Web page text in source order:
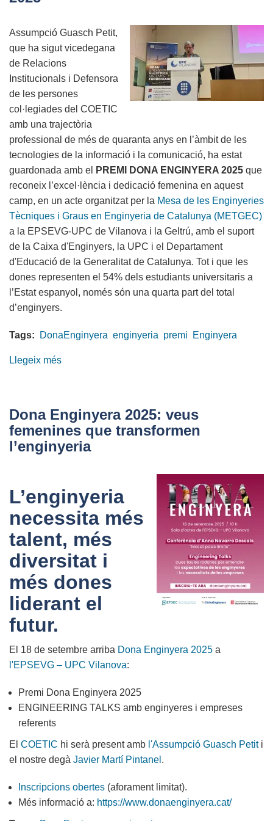
l’acte
inaugural
de
l’ETSE
a
la
URV
Assumpció Guasch Petit,
que ha sigut vicedegana
de Relacions
Institucionals i Defensora
de les persones
col·legiades del COETIC
amb una trajectòria
professional de més de quaranta anys en l’àmbit de les
tecnologies de la informació i la comunicació, ha estat
guardonada amb el
PREMI DONA ENGINYERA 2025 que
reconeix l’excel·lència i dedicació femenina en aquest
camp, en un acte organitzat per la Mesa de les Enginyeries
Tècniques i Graus en Enginyeria de Catalunya (METGEC)
a la EPSEVG-UPC de Vilanova i la Geltrú, amb el suport
de la Caixa d'Enginyers, la UPC i el Departament
d'Educació de la Generalitat de Catalunya. Tot i que les
dones representen el 54% dels estudiants universitaris a
l’Estat espanyol, només són una quarta part del total
d’enginyers.
Tags: DonaEnginyera enginyeria premi Enginyera
Llegeix més
del
COETIC,
Premi
2025
Dona Enginyera 2025: veus
femenines que transformen
l’enginyeria
L’enginyeria
necessita més
talent, més
diversitat i
més dones
liderant el
futur.
El 18 de setembre arriba Dona Enginyera 2025 a
l'EPSEVG – UPC Vilanova:
Premi Dona Enginyera 2025
ENGINEERING TALKS amb enginyeres i empreses
referents
El COETIC hi serà present amb l'Assumpció Guasch Petiti
el nostre degà Javier Martí Pintanel .
Inscripcions obertes (aforament limitat).
Més informació a: https://www.donaenginyera.cat/